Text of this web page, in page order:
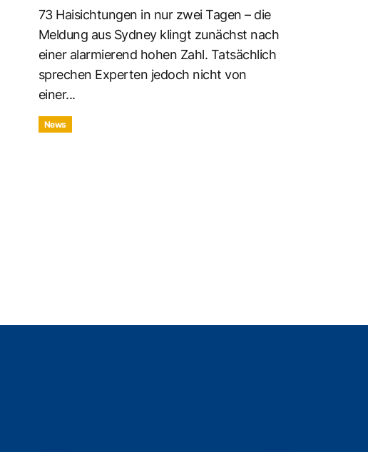
73 Haisichtungen in nur zwei Tagen – die
Meldung aus Sydney klingt zunächst nach
einer alarmierend hohen Zahl. Tatsächlich
sprechen Experten jedoch nicht von
einer...
News